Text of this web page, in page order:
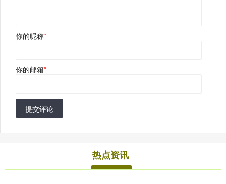
你的昵称*
你的邮箱*
提交评论
热点资讯